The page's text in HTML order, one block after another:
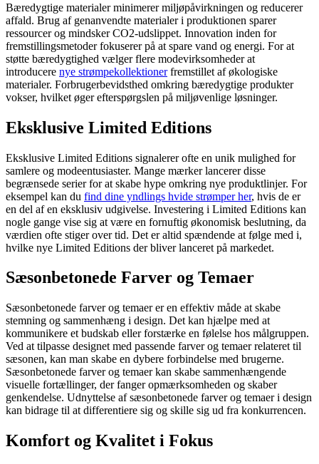
Bæredygtige materialer minimerer miljøpåvirkningen og reducerer
affald. Brug af genanvendte materialer i produktionen sparer
ressourcer og mindsker CO2-udslippet. Innovation inden for
fremstillingsmetoder fokuserer på at spare vand og energi. For at
støtte bæredygtighed vælger flere modevirksomheder at
introducere nye strømpekollektionerfremstillet af økologiske
materialer. Forbrugerbevidsthed omkring bæredygtige produkter
vokser, hvilket øger efterspørgslen på miljøvenlige løsninger.
Eksklusive Limited Editions
Eksklusive Limited Editions signalerer ofte en unik mulighed for
samlere og modeentusiaster. Mange mærker lancerer disse
begrænsede serier for at skabe hype omkring nye produktlinjer. For
eksempel kan du find dine yndlings hvide strømper her, hvis de er
en del af en eksklusiv udgivelse. Investering i Limited Editions kan
nogle gange vise sig at være en fornuftig økonomisk beslutning, da
værdien ofte stiger over tid. Det er altid spændende at følge med i,
hvilke nye Limited Editions der bliver lanceret på markedet.
Sæsonbetonede Farver og Temaer
Sæsonbetonede farver og temaer er en effektiv måde at skabe
stemning og sammenhæng i design. Det kan hjælpe med at
kommunikere et budskab eller forstærke en følelse hos målgruppen.
Ved at tilpasse designet med passende farver og temaer relateret til
sæsonen, kan man skabe en dybere forbindelse med brugerne.
Sæsonbetonede farver og temaer kan skabe sammenhængende
visuelle fortællinger, der fanger opmærksomheden og skaber
genkendelse. Udnyttelse af sæsonbetonede farver og temaer i design
kan bidrage til at differentiere sig og skille sig ud fra konkurrencen.
Komfort og Kvalitet i Fokus